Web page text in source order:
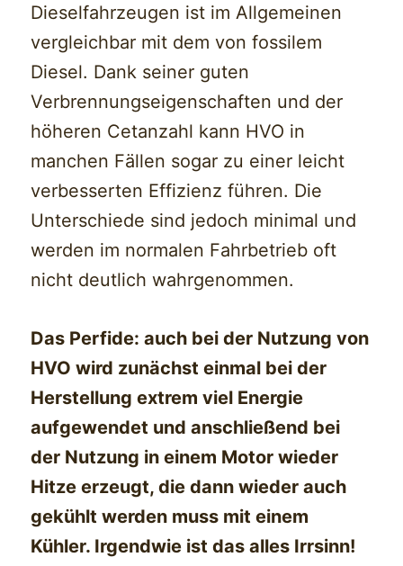
Dieselfahrzeugen ist im Allgemeinen
vergleichbar mit dem von fossilem
Diesel. Dank seiner guten
Verbrennungseigenschaften und der
höheren Cetanzahl kann HVO in
manchen Fällen sogar zu einer leicht
verbesserten Effizienz führen. Die
Unterschiede sind jedoch minimal und
werden im normalen Fahrbetrieb oft
nicht deutlich wahrgenommen.
Das Perfide: auch bei der Nutzung von
HVO wird zunächst einmal bei der
Herstellung extrem viel Energie
aufgewendet und anschließend bei
der Nutzung in einem Motor wieder
Hitze erzeugt, die dann wieder auch
gekühlt werden muss mit einem
Kühler. Irgendwie ist das alles Irrsinn!